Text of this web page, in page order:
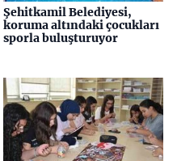
Şehitkamil Belediyesi,
koruma altındaki çocukları
sporla buluşturuyor